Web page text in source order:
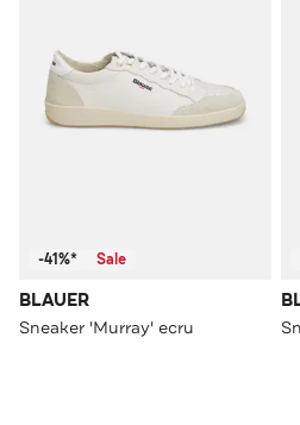
-41%* Sale
BLAUER
Sneaker 'Murray' ecru